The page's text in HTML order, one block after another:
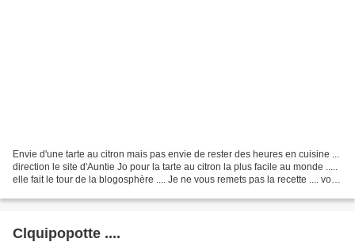
Envie d'une tarte au citron mais pas envie de rester des heures en cuisine ...
direction le site d'Auntie Jo pour la tarte au citron la plus facile au monde .....
elle fait le tour de la blogosphère .... Je ne vous remets pas la recette .... vous
Clquipopotte ....